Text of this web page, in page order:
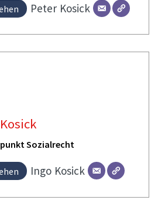
Peter Kosick
Sozialrecht
Ingo Kosick